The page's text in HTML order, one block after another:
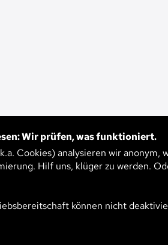
AUS
den Bundesliga-Spielplan mit
Wir prüfen, was funktioniert.
Cookies) analysieren wir anonym,
Hilf uns, klüger zu werden.
können nicht